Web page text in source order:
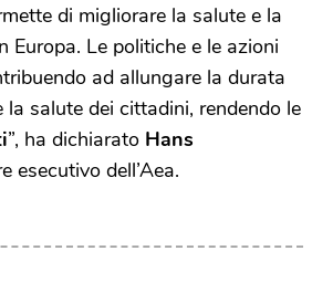
di migliorare la salute e la
Le politiche e le azioni
ad allungare la durata
salute dei cittadini, rendendo le
”, ha dichiarato Hans
esecutivo dell’Aea.